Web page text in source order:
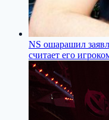
NS ошарашил
считает его